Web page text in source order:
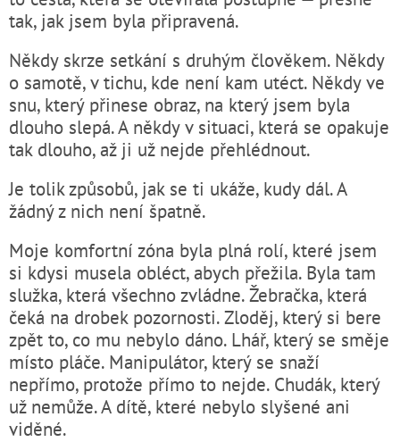
tak, jak jsem byla připravená.
Někdy skrze setkání s druhým člověkem. Někdy
o samotě, v tichu, kde není kam utéct. Někdy ve
snu, který přinese obraz, na který jsem byla
dlouho slepá. A někdy v situaci, která se opakuje
tak dlouho, až ji už nejde přehlédnout.
Je tolik způsobů, jak se ti ukáže, kudy dál. A
žádný z nich není špatně.
Moje komfortní zóna byla plná rolí, které jsem
si kdysi musela obléct, abych přežila. Byla tam
služka, která všechno zvládne. Žebračka, která
čeká na drobek pozornosti. Zloděj, který si bere
zpět to, co mu nebylo dáno. Lhář, který se směje
místo pláče. Manipulátor, který se snaží
nepřímo, protože přímo to nejde. Chudák, který
už nemůže. A dítě, které nebylo slyšené ani
viděné.